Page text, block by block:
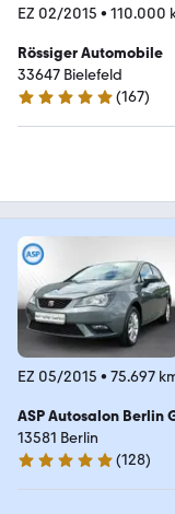
EZ 02/2015 • 110.000
Rössiger Automobile
33647 Bielefeld
4.9 Sterne
(167)
EZ 05/2015 • 75.697
ASP Autosalon Berlin
13581 Berlin
4.8 Sterne
(128)